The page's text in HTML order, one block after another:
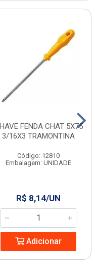
FENDA CHAT 5X75
3/16X3 TRAMONTINA
Código: 12810
Embalagem: UNIDADE
R$ 8,14/UN
Adicionar